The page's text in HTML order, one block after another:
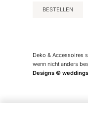
BESTELLEN
Deko & Accessoires
wenn nicht anders
Designs ©